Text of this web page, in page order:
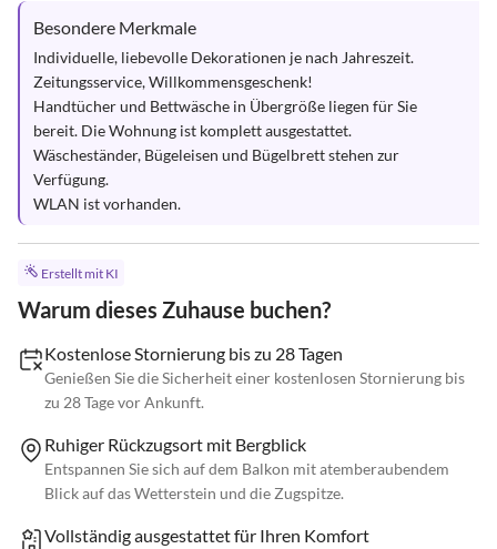
Besondere Merkmale
Individuelle, liebevolle Dekorationen je nach Jahreszeit.
Zeitungsservice, Willkommensgeschenk!
Handtücher und Bettwäsche in Übergröße liegen für Sie
bereit. Die Wohnung ist komplett ausgestattet.
Wäscheständer, Bügeleisen und Bügelbrett stehen zur
Verfügung.
WLAN ist vorhanden.
Erstellt mit KI
Warum dieses Zuhause buchen?
Kostenlose Stornierung bis zu 28 Tagen
Genießen Sie die Sicherheit einer kostenlosen Stornierung bis
zu 28 Tage vor Ankunft.
Ruhiger Rückzugsort mit Bergblick
Entspannen Sie sich auf dem Balkon mit atemberaubendem
Blick auf das Wetterstein und die Zugspitze.
Vollständig ausgestattet für Ihren Komfort